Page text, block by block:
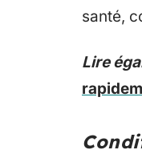
santé,
Lire